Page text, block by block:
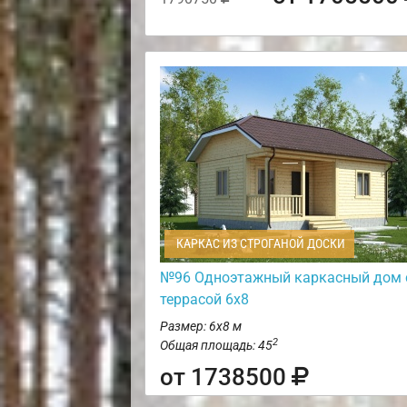
КАРКАС ИЗ СТРОГАНОЙ ДОСКИ
№96 Одноэтажный каркасный дом
террасой 6х8
Размер: 6х8 м
Общая площадь: 452
от 1738500